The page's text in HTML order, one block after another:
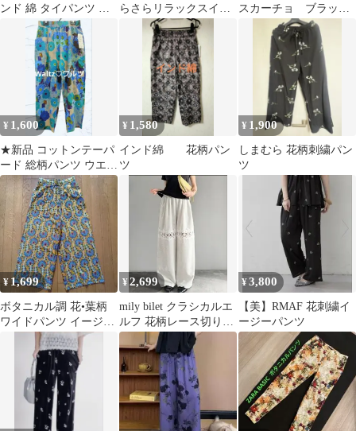
ンド 綿 タイパンツ ア
ジア 花柄 ベージュ
らさらリラックスイー
ジーパンツ
スカーチョ ブラック
花柄イージーパンツ
接触冷感
¥ 1,600
★新品 コットンテーパ
ード 総柄パンツ ウエス
トゴム M〜L 花柄ブル
¥ 1,580
インド綿 花柄パン
ツ
¥ 1,900
しまむら 花柄刺繍パン
ツ
¥ 1,699
ボタニカル調 花•葉柄
ワイドパンツ イージー
パンツ ウエストゴム M
サイズ
¥2,699
mily bilet クラシカルエ
ルフ 花柄レース切り替
えスウェットパンツ
¥3,800
【美】RMAF 花刺繍イ
ージーパンツ